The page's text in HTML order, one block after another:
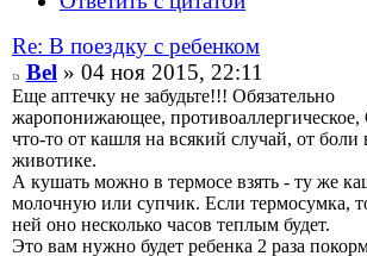
Re: В поездку с ребенком
Bel» 04 ноя 2015, 22:11
Еще аптечку не забудьте!!! Обязательно
жаропонижающее, противоаллергическое,
что-то от кашля на всякий случай, от боли
животике.
А кушать можно в термосе взять - ту же
молочную или супчик. Если термосумка,
ней оно несколько часов теплым будет.
Это вам нужно будет ребенка 2 раза